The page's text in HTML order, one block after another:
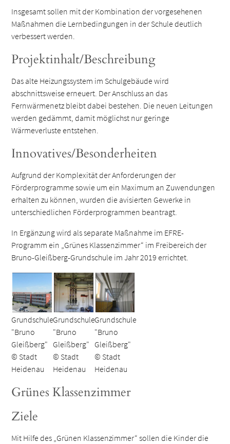
Insgesamt sollen mit der Kombination der vorgesehenen
Maßnahmen die Lernbedingungen in der Schule deutlich
verbessert werden.
Projektinhalt/Beschreibung
Das alte Heizungssystem im Schulgebäude wird
abschnittsweise erneuert. Der Anschluss an das
Fernwärmenetz bleibt dabei bestehen. Die neuen Leitungen
werden gedämmt, damit möglichst nur geringe
Wärmeverluste entstehen.
Innovatives/Besonderheiten
Aufgrund der Komplexität der Anforderungen der
Förderprogramme sowie um ein Maximum an Zuwendungen
erhalten zu können, wurden die avisierten Gewerke in
unterschiedlichen Förderprogrammen beantragt.
In Ergänzung wird als separate Maßnahme im EFRE-
Programm ein „Grünes Klassenzimmer“ im Freibereich der
Bruno-Gleißberg-Grundschule im Jahr 2019 errichtet.
Grundschule
"Bruno
Gleißberg"
© Stadt
Heidenau
Grundschule
"Bruno
Gleißberg"
© Stadt
Heidenau
Grundschule
"Bruno
Gleißberg"
© Stadt
Heidenau
Grünes Klassenzimmer
Ziele
Mit Hilfe des „Grünen Klassenzimmer“ sollen die Kinder die